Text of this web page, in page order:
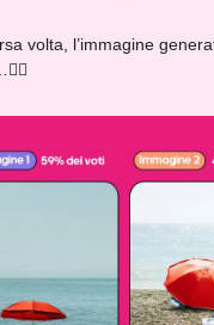
volta, l’immagine